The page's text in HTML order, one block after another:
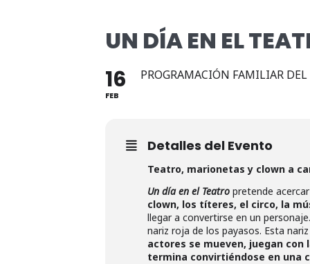
UN DÍA EN EL
16
FEB
PROGRAMACIÓN FAMILIAR
Detalles del Evento
Teatro, marionetas y clown a
Un día en el Teatro pretende
clown, los títeres, el circo, la
llegar a convertirse en un
nariz roja de los payasos. Esta
actores se mueven, juegan
termina convirtiéndose en una